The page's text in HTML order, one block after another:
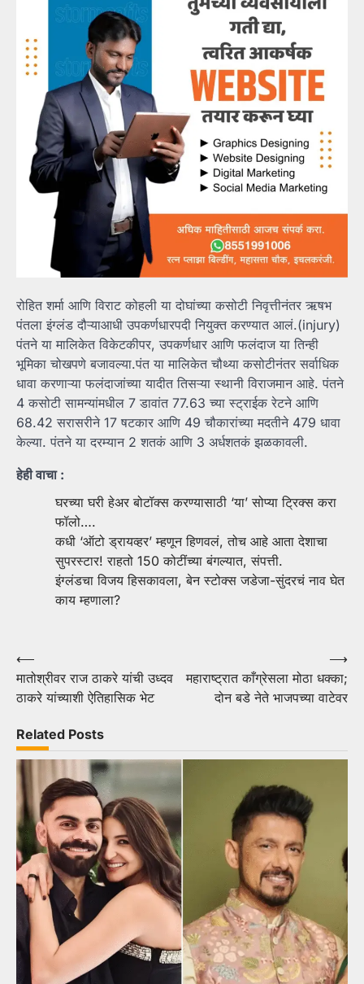
रोहित शर्मा आणि विराट कोहली या दोघांच्या कसोटी निवृत्तीनंतर ऋषभ
पंतला इंग्लंड दौऱ्याआधी उपकर्णधारपदी नियुक्त करण्यात आलं.(injury)
पंतने या मालिकेत विकेटकीपर, उपकर्णधार आणि फलंदाज या तिन्ही
भूमिका चोखपणे बजावल्या.पंत या मालिकेत चौथ्या कसोटीनंतर सर्वाधिक
धावा करणाऱ्या फलंदाजांच्या यादीत तिसऱ्या स्थानी विराजमान आहे. पंतने
4 कसोटी सामन्यांमधील 7 डावांत 77.63 च्या स्ट्राईक रेटने आणि
68.42 सरासरीने 17 षटकार आणि 49 चौकारांच्या मदतीने 479 धावा
केल्या. पंतने या दरम्यान 2 शतकं आणि 3 अर्धशतकं झळकावली.
हेही वाचा :
घरच्या घरी हेअर बोटॉक्स करण्यासाठी ‘या’ सोप्या ट्रिक्स करा
फॉलो….
कधी ‘ऑटो ड्रायव्हर’ म्हणून हिणवलं, तोच आहे आता देशाचा
सुपरस्टार! राहतो 150 कोटींच्या बंगल्यात, संपत्ती.
इंग्लंडचा विजय हिसकावला, बेन स्टोक्स जडेजा-सुंदरचं नाव घेत
काय म्हणाला?
Post
navigation
⟵
मातोश्रीवर राज ठाकरे यांची उध्दव
ठाकरे यांच्याशी ऐतिहासिक भेट
महाराष्ट्रात काँग्रेसला मोठा धक्का;
दोन बडे नेते भाजपच्या वाटेवर
⟶
Related Posts